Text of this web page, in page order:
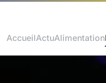
AccueilActuAlimentation